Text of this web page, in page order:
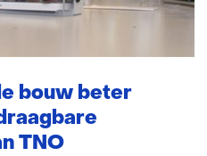
bouw beter
TNO